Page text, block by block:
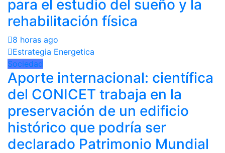
para el estudio del sueño y la
rehabilitación física
8 horas ago
Estrategia Energetica
Sociedad
Aporte internacional: científica
del CONICET trabaja en la
preservación de un edificio
histórico que podría ser
declarado Patrimonio Mundial